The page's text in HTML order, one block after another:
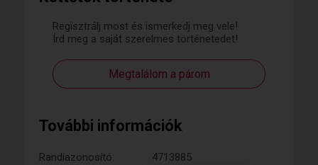
Regisztrálj most és ismerkedj meg vele!
Írd meg a saját szerelmes történetedet!
Megtalálom a párom
További információk
Randiazonosító:
4713885